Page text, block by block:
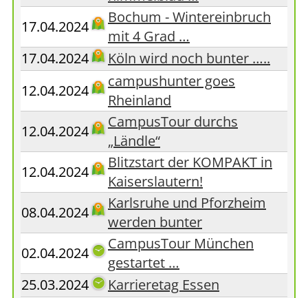
17.04.2024
Bochum - Wintereinbruch
mit 4 Grad …
17.04.2024
Köln wird noch bunter …..
12.04.2024
campushunter goes
Rheinland
12.04.2024
CampusTour durchs
„Ländle“
12.04.2024
Blitzstart der KOMPAKT in
Kaiserslautern!
08.04.2024
Karlsruhe und Pforzheim
werden bunter
02.04.2024
CampusTour München
gestartet …
25.03.2024
Karrieretag Essen